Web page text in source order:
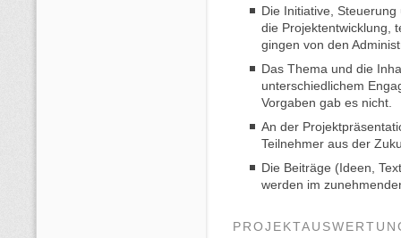
Die Initiative,
die Projektentwicklung,
gingen von den
Das Thema und die
unterschiedlichem
Vorgaben gab es nicht.
An der
Teilnehmer aus der
Die Beiträge (Ideen,
werden im